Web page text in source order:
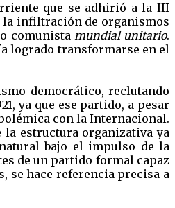
que se adhirió a la III
la infiltración de organismos
comunista mundial unitario.
logrado transformarse en el
democrático, reclutando
ya que ese partido, a pesar
con la Internacional.
la estructura organizativa ya
bajo el impulso de la
de un partido formal capaz
se hace referencia precisa a